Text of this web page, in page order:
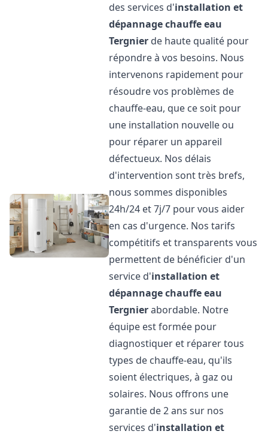
des services d'installation et
dépannage chauffe eau
Tergnier de haute qualité pour
répondre à vos besoins. Nous
intervenons rapidement pour
résoudre vos problèmes de
chauffe-eau, que ce soit pour
une installation nouvelle ou
pour réparer un appareil
défectueux. Nos délais
d'intervention sont très brefs,
nous sommes disponibles
24h/24 et 7j/7 pour vous aider
en cas d'urgence. Nos tarifs
compétitifs et transparents vous
permettent de bénéficier d'un
service d'installation et
dépannage chauffe eau
Tergnierabordable. Notre
équipe est formée pour
diagnostiquer et réparer tous
types de chauffe-eau, qu'ils
soient électriques, à gaz ou
solaires. Nous offrons une
garantie de 2 ans sur nos
services d'installation et